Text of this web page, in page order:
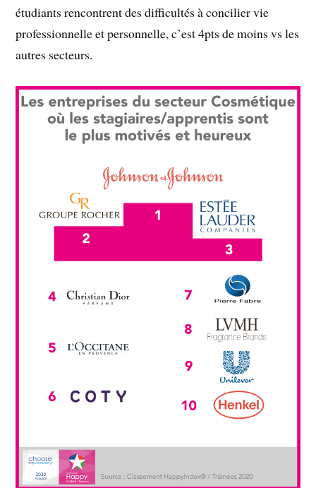
étudiants rencontrent des difficultés à concilier vie
professionnelle et personnelle, c’est 4pts de moins vs les
autres secteurs.